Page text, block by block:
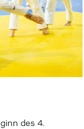
des 4.